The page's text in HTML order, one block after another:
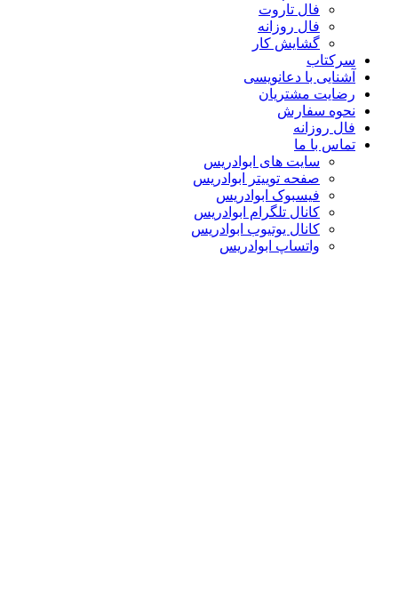
فال تاروت
فال روزانه
گشایش کار
سرکتاب
آشنایی با دعانویسی
رضایت مشتریان
نحوه سفارش
فال روزانه
تماس با ما
سایت های ابوادریس
صفحه توییتر ابوادریس
فیسبوک ابوادریس
کانال تلگرام ابوادریس
کانال یوتیوب ابوادریس
واتساپ ابوادریس